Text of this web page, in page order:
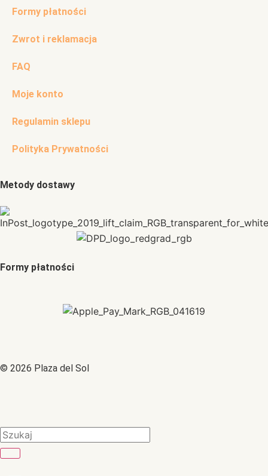
Formy płatności
Zwrot i reklamacja
FAQ
Moje konto
Regulamin sklepu
Polityka Prywatności
Metody dostawy
Formy płatności
© 2026 Plaza del Sol